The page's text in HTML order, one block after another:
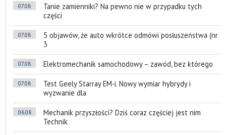
07.08
Tanie zamienniki? Na pewno nie w przypadku tych
części
07.08
5 objawów, że auto wkrótce odmówi posłuszeństwa (nr
3
07.08 Elektromechanik samochodowy – zawód, bez którego
07.08
Test Geely Starray EM-i. Nowy wymiar hybrydy i
wyzwanie dla
06.08
Mechanik przyszłości? Dziś coraz częściej jest nim
Technik